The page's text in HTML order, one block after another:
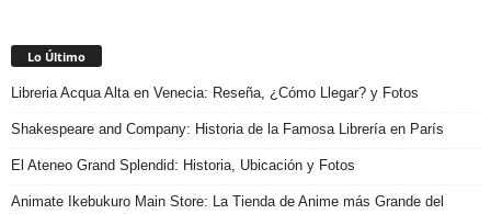
Lo Último
Libreria Acqua Alta en Venecia: Reseña, ¿Cómo Llegar? y Fotos
Shakespeare and Company: Historia de la Famosa Librería en París
El Ateneo Grand Splendid: Historia, Ubicación y Fotos
Animate Ikebukuro Main Store: La Tienda de Anime más Grande del